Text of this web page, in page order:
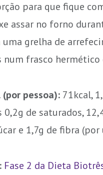
para que fique
assar no forno
uma grelha de
num frasco hermético
pessoa): 71kcal,
de saturados,
e 1,7g de fibra (por
Fase 2 da Dieta